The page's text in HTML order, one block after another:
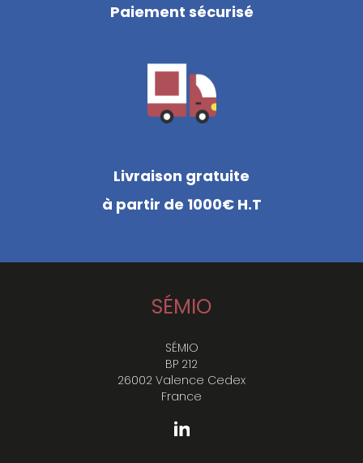
Paiement sécurisé
Livraison gratuite
à partir de 1000€ H.T
SÉMIO
SÉMIO
BP 212
26002 Valence Cedex
France